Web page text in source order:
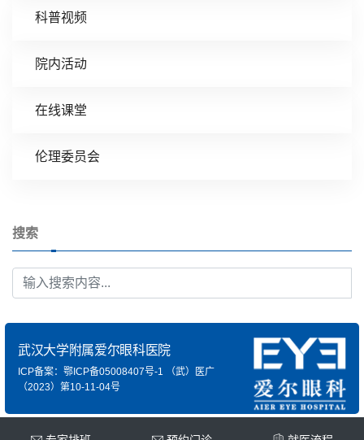
科普视频
院内活动
在线课堂
伦理委员会
搜索
武汉大学附属爱尔眼科医院
ICP备案：鄂ICP备05008407号-1 （武）医广
（2023）第10-11-04号